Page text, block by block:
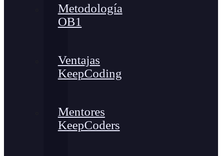
Metodología
OB1
Ventajas
KeepCoding
Mentores
KeepCoders